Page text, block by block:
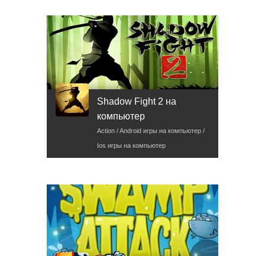
Shadow Fight 2 на
компьютер
Action / Android игры на компьютер /
Ios игры на компьютер